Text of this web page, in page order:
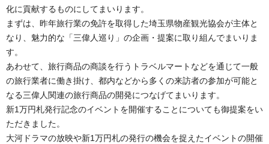
化に貢献するものにしてまいります。
まずは、昨年旅行業の免許を取得した埼玉県物産観光協会が主体と
なり、魅力的な「三偉人巡り」の企画・提案に取り組んでまいりま
す。
あわせて、旅行商品の商談を行うトラベルマートなどを通じて一般
の旅行業者に働き掛け、都内などから多くの来訪者の参加が可能と
なる三偉人関連の旅行商品の開発につなげてまいります。
新1万円札発行記念のイベントを開催することについても御提案をい
ただきました。
大河ドラマの放映や新1万円札の発行の機会を捉えたイベントの開催